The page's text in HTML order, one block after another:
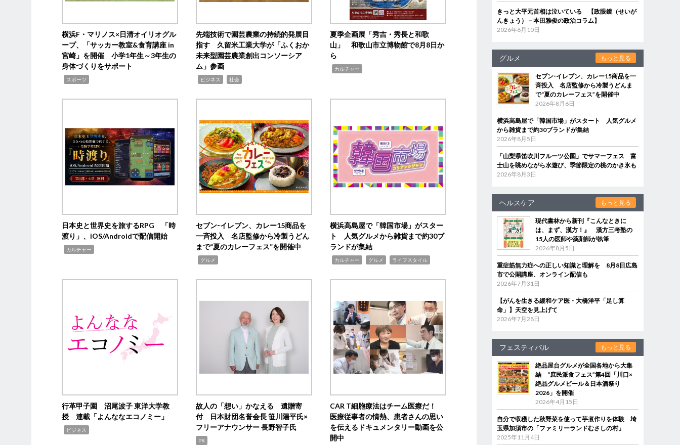
横浜F・マリノス×日清オイリオグル
ープ、「サッカー教室&食育講座 in
宮崎」を開催 小学1年生～3年生の
身体づくりをサポート
スポーツ
先端技術で園芸農業の持続的発展目
指す 久留米工業大学が「ふくおか
未来型園芸農業創出コンソーシア
ム」参画
ビジネス 社会
夏季企画展「秀吉・秀長と和歌
山」 和歌山市立博物館で8月8日か
ら
カルチャー
日本史と世界史を旅するRPG 「時
渡り」、iOS/Androidで配信開始
カルチャー
セブン‐イレブン、カレー15商品を
一斉投入 名店監修から冷製うどん
まで“夏のカレーフェス”を開催中
グルメ
横浜高島屋で「韓国市場」がスター
ト 人気グルメから雑貨まで約30ブ
ランドが集結
カルチャー グルメ ライフスタイル
行革甲子園 沼尾波子 東洋大学教
授 連載「よんななエコノミー」
ビジネス
故人の「想い」かなえる 遺贈寄
付 日本財団名誉会長 笹川陽平氏×
フリーアナウンサー 長野智子氏
PR
CAR T細胞療法はチーム医療だ！
医療従事者の情熱、患者さんの思い
を伝えるドキュメンタリー動画を公
開中
きっと大平元首相は泣いている 【政眼鏡（せいが
んきょう）－本田雅俊の政治コラム】
2026年6月10日
グルメ もっと見る
セブン‐イレブン、カレー15商品を一
斉投入 名店監修から冷製うどんま
で“夏のカレーフェス”を開催中
2026年8月6日
横浜高島屋で「韓国市場」がスタート 人気グルメ
から雑貨まで約30ブランドが集結
2026年8月5日
「山梨県笛吹川フルーツ公園」でサマーフェス 富
士山を眺めながら水遊び、季節限定の桃のかき氷も
2026年8月3日
ヘルスケア もっと見る
現代書林から新刊『こんなときに
は、まず、漢方！』 漢方三考塾の
15人の医師や薬剤師が執筆
2026年8月5日
重症筋無力症への正しい知識と理解を 8月8日広島
市で公開講座、オンライン配信も
2026年7月31日
【がんを生きる緩和ケア医・大橋洋平「足し算
命」】天空を見上げて
2026年7月28日
フェスティバル もっと見る
絶品屋台グルメが全国各地から大集
結 “庶民派食フェス”第4回「川口×
絶品グルメビール＆日本酒祭り
2026」を開催
2026年4月15日
自分で収穫した秋野菜を使って芋煮作りを体験 埼
玉県加須市の「ファミリーランドむさしの村」
2025年11月4日